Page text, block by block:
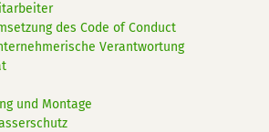
des Code of Conduct
Verantwortung
und Montage